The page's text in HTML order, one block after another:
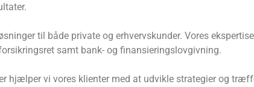
til både private og erhvervskunder. Vores
samt bank- og finansieringslovgivning.
hjælper vi vores klienter med at udvikle strategier og